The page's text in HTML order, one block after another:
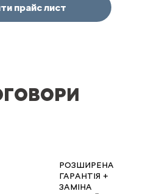
прайс лист
прайс лист
РОЗШИРЕНА
ГАРАНТІЯ +
ЗАМІНА